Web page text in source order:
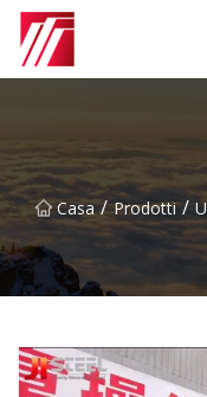
Casa / Prodotti /